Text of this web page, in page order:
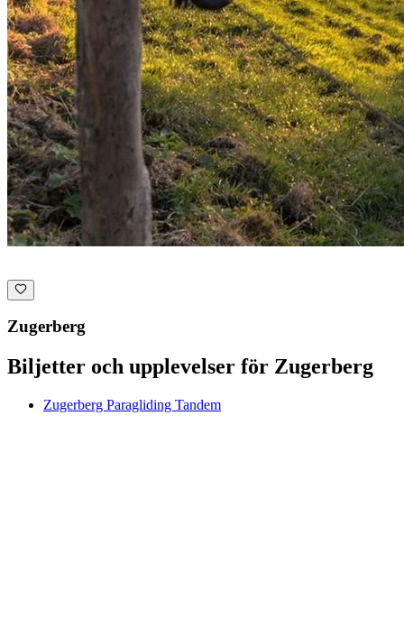
Zugerberg
Biljetter och upplevelser för Zugerberg
Zugerberg Paragliding Tandem